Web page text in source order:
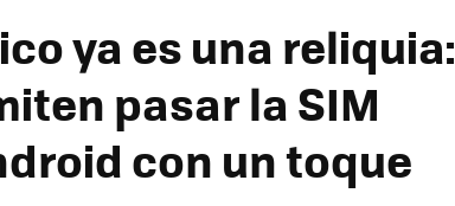
ya es una reliquia:
pasar la SIM
con un toque